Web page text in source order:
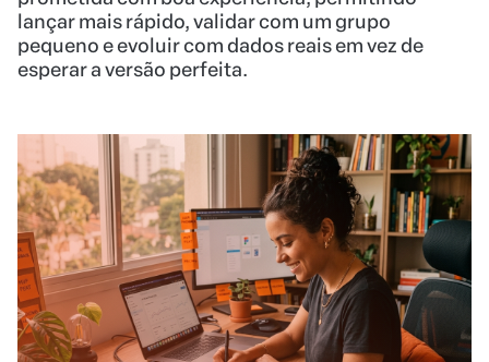
14/07/2026• EMPREENDEDORISMO DIGITAL
Como validar uma ideia de
infoproduto com inteligência